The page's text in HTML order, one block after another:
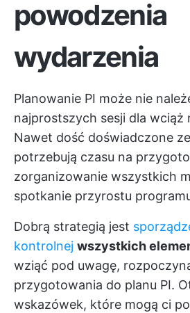
powodzenia
wydarzenia
Planowanie PI może nie
najprostszych sesji dla wciąż
Nawet dość doświadczone
potrzebują czasu na
zorganizowanie wszystkich
spotkanie przyrostu
Dobrą strategią jest
kontrolnej wszystkich
wziąć pod uwagę,
przygotowania do planu PI.
wskazówek, które mogą ci